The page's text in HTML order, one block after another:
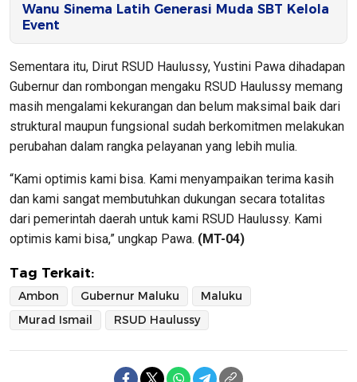
Wanu Sinema Latih Generasi Muda SBT Kelola
Event
Sementara itu, Dirut RSUD Haulussy, Yustini Pawa dihadapan
Gubernur dan rombongan mengaku RSUD Haulussy memang
masih mengalami kekurangan dan belum maksimal baik dari
struktural maupun fungsional sudah berkomitmen melakukan
perubahan dalam rangka pelayanan yang lebih mulia.
“Kami optimis kami bisa. Kami menyampaikan terima kasih
dan kami sangat membutuhkan dukungan secara totalitas
dari pemerintah daerah untuk kami RSUD Haulussy. Kami
optimis kami bisa,” ungkap Pawa. (MT-04)
Tag Terkait:
Ambon Gubernur Maluku
Maluku
Murad Ismail
RSUD Haulussy